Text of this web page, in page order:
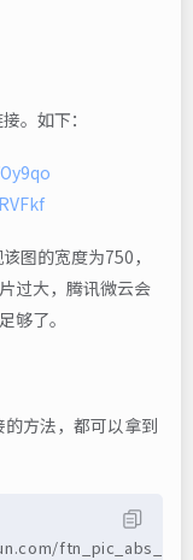
。如下：
图的宽度为750，
过大，腾讯微云会
够了。
方法，都可以拿到
ftn_pic_abs_v3/